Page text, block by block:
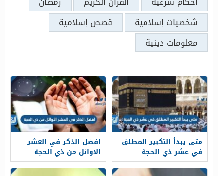
شخصيات إسلامية
قصص إسلامية
معلومات دينية
متى يبدأ التكبير المطلق
في عشر ذي الحجة
افضل الذكر في العشر
الاوائل من ذي الحجة